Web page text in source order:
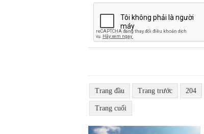
Trang đầu Trang trước 204
Trang cuối